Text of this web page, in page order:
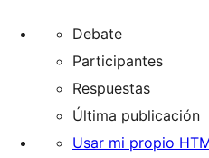
Debate
Participantes
Respuestas
Última publicación
Usar mi propio